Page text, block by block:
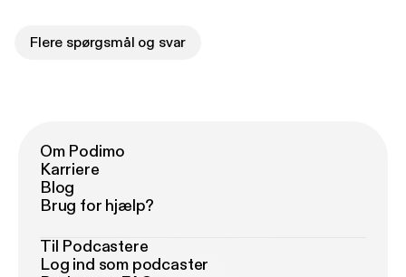
Flere spørgsmål og svar
Om Podimo
Karriere
Blog
Brug for hjælp?
Til Podcastere
Log ind som podcaster